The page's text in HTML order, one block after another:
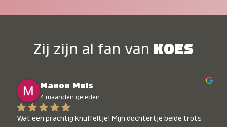
Zij zijn al fan van KOES
Manou Mols
4 maanden geleden
Wat een prachtig knuffeltje! Mijn dochtertje belde trots